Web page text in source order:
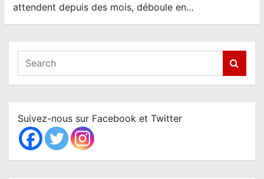
attendent depuis des mois, déboule en…
a
c
h
Suivez-nous sur Facebook et Twitter